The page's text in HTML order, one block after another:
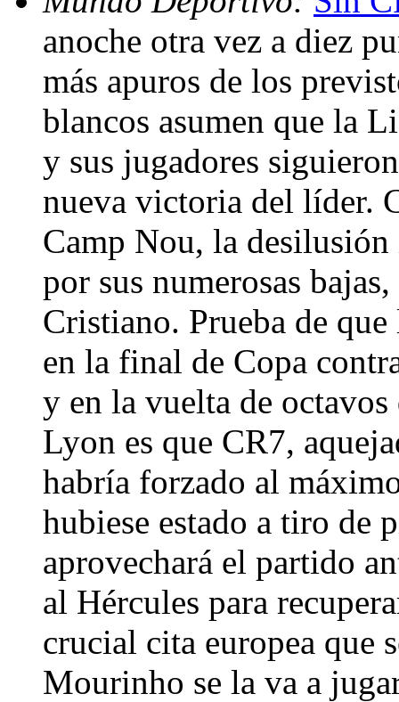
anoche otra vez a diez
más apuros de los
blancos asumen que la
y sus jugadores
nueva victoria del líder.
Camp Nou, la
por sus numerosas
Cristiano. Prueba de
en la final de Copa
y en la vuelta de
Lyon es que CR7,
habría forzado al
hubiese estado a tiro de
aprovechará el partido
al Hércules para
crucial cita europea que
Mourinho se la va a